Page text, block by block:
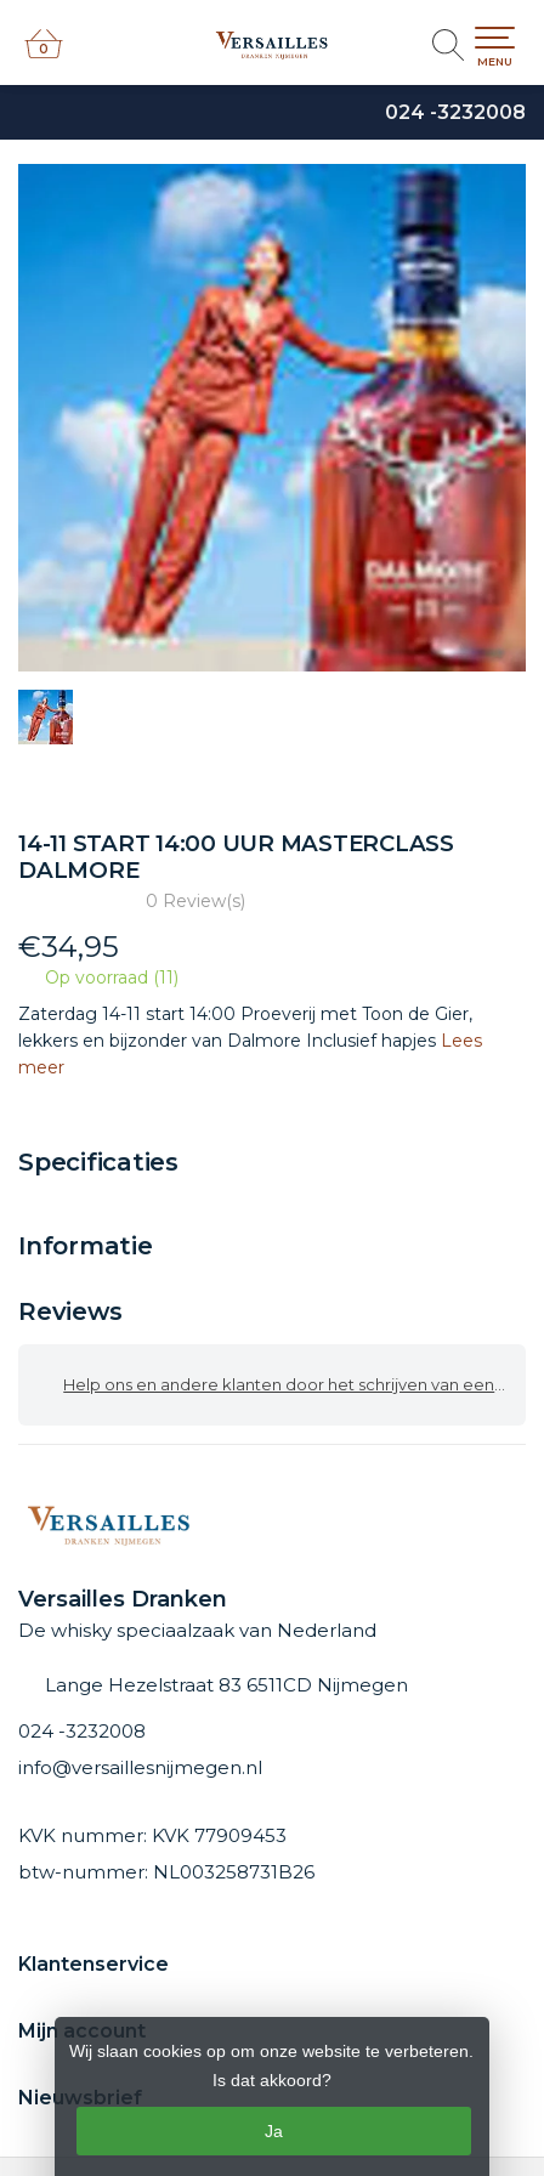
024 -3232008
0
0
MENU
14-11 START 14:00 UUR MASTERCLASS
DALMORE
0 Review(s)
€34,95
Op voorraad (11)
Zaterdag 14-11 start 14:00 Proeverij met Toon de Gier,
lekkers en bijzonder van Dalmore Inclusief hapjes Lees
meer
Specificaties
Informatie
Reviews
Help ons en andere klanten door het schrijven van een review
Versailles Dranken
De whisky speciaalzaak van Nederland
Lange Hezelstraat 83 6511CD Nijmegen
024 -3232008
info@versaillesnijmegen.nl
KVK nummer: KVK 77909453
btw-nummer: NL003258731B26
Klantenservice
Mijn account
Nieuwsbrief
Wij slaan cookies op om onze website te verbeteren.
Is dat akkoord?
Ja